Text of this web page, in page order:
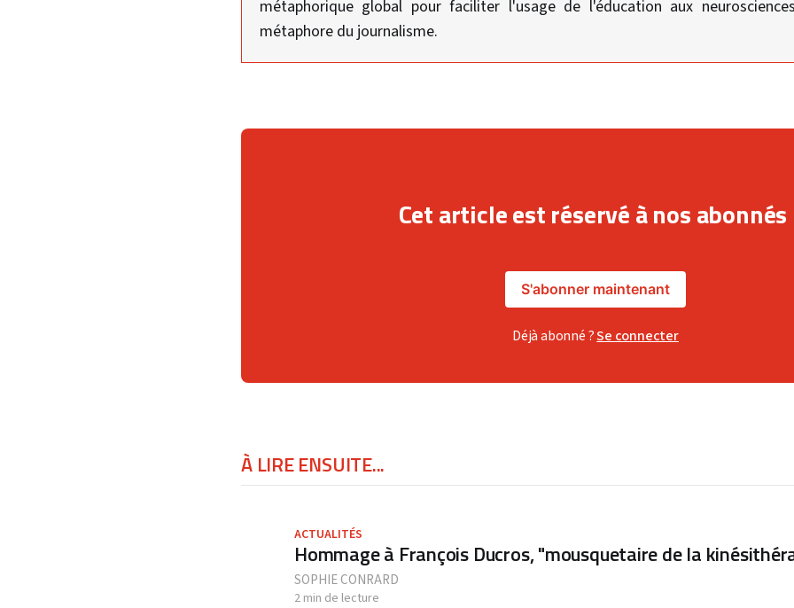
métaphorique global pour faciliter l'usage de l'éducation aux
métaphore du journalisme.
Cet article est réservé à nos abonnés
S'abonner maintenant
Déjà abonné ?Se connecter
À LIRE ENSUITE...
ACTUALITÉS
Hommage à François Ducros, "mousquetaire de la
SOPHIE CONRARD
2 min de lecture